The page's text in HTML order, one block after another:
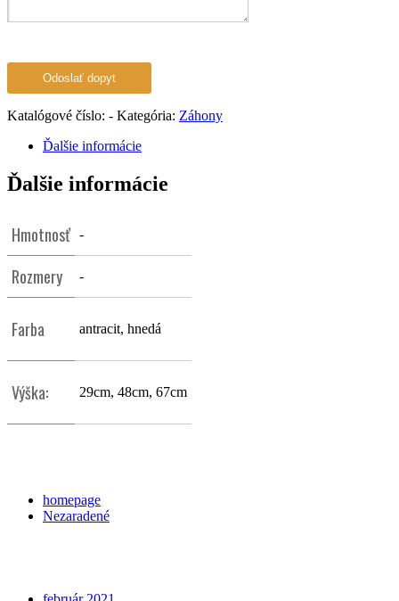
Katalógové číslo: - Kategória: Záhony
Ďalšie informácie
Ďalšie informácie
Hmotnosť -
Rozmery -
Farba antracit, hnedá
Výška: 29cm, 48cm, 67cm
homepage
Nezaradené